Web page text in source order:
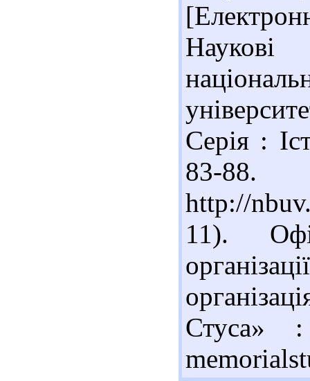
Наукові
Серія :
83-
http://
11).
Стуса»